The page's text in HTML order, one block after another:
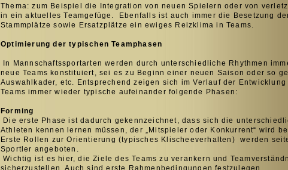
Thema: zum Beispiel die Integration von neuen Spielern oder von
in ein aktuelles Teamgefüge. Ebenfalls ist auch immer die Besetzung
Stammplätze sowie Ersatzplätze ein ewiges Reizklima in Teams.
Optimierung der typischen Teamphasen
In Mannschaftssportarten werden durch unterschiedliche Rhythmen
neue Teams konstituiert, sei es zu Beginn einer neuen Saison oder so
Auswahlkader, etc. Entsprechend zeigen sich im Verlauf der
Teams immer wieder typische aufeinander folgende Phasen:
Forming
Die erste Phase ist dadurch gekennzeichnet, dass sich die
Athleten kennen lernen müssen, der „Mitspieler oder Konkurrent“ wird
Erste Rollen zur Orientierung (typisches Klischeeverhalten) werden
Sportler angeboten.
Wichtig ist es hier, die Ziele des Teams zu verankern und
sicherzustellen. Auch sind erste Rahmenbedingungen festzulegen.